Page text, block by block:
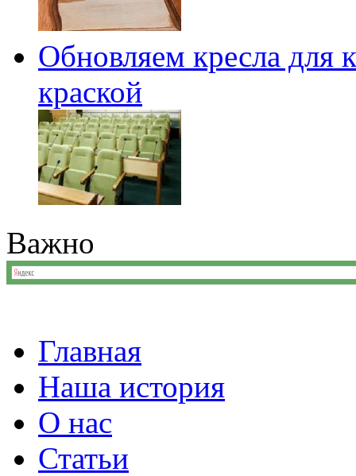
Обновляем кресла для
краской
Важно
Главная
Наша история
О нас
Статьи